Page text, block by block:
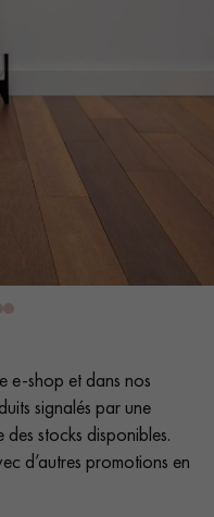
PARQUET EN CHÊNE FUMÉ
PARQUET EN CHÊNE
au
e-shop et dans nos
signalés par une
des stocks disponibles.
d’autres promotions en